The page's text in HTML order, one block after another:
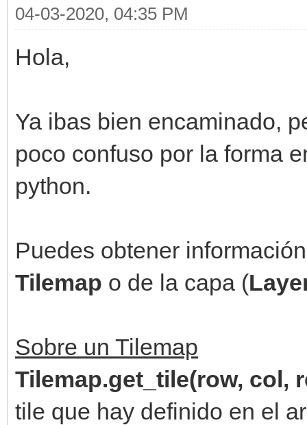
04-03-2020, 04:35 PM
Hola,
Ya ibas bien encaminado,
poco confuso por la forma
python.
Puedes obtener
Tilemap o de la capa (
Sobre un Tilemap
Tilemap.get_tile(row, col,
tile que hay definido en el